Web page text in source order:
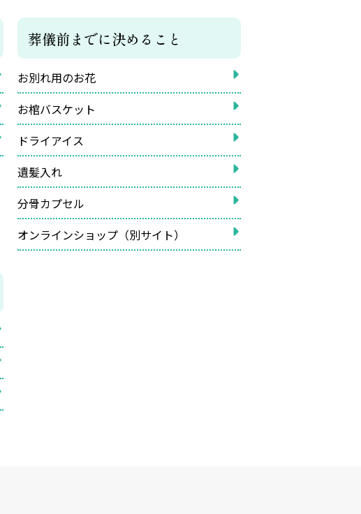
葬儀前までに決めること
お別れ用のお花
お棺バスケット
ドライアイス
遺髪入れ
分骨カプセル
オンラインショップ（別サイト）